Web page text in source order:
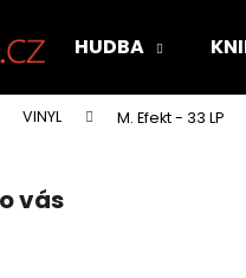
HUDBA
VINYL M. Efekt - 33 LP
vás